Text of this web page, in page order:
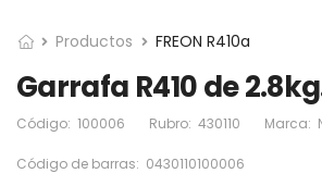
Productos FREON R410a
Garrafa R410 de
Código: 100006 Rubro: 430110 Marca:
Código de barras: 0430110100006